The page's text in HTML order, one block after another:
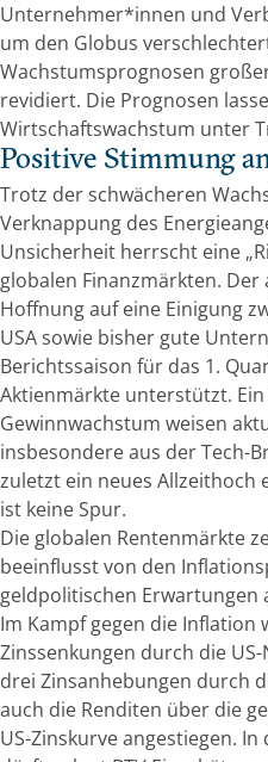
Unternehmer*innen und
um den Globus
Wachstumsprognosen
revidiert. Die Prognosen
Wirtschaftswachstum unter
Positive Stimmung
Trotz der schwächeren
Verknappung des
Unsicherheit herrscht eine
globalen Finanzmärkten.
Hoffnung auf eine Einigung
USA sowie bisher gute
Berichtssaison für das 1.
Aktienmärkte unterstützt.
Gewinnwachstum weisen
insbesondere aus der Tech-
zuletzt ein neues Allzeithoch
ist keine Spur.
Die globalen Rentenmärkte
beeinflusst von den
geldpolitischen Erwartungen
Im Kampf gegen die Inflation
Zinssenkungen durch die
drei Zinsanhebungen durch
auch die Renditen über die
US-Zinskurve angestiegen.